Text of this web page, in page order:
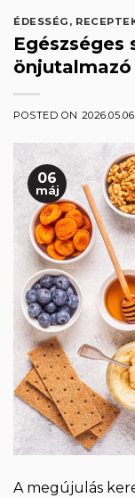
ÉDESSÉG ,
Egészséges
POSTED ON 2026.05.06.
06
máj
A megújulás